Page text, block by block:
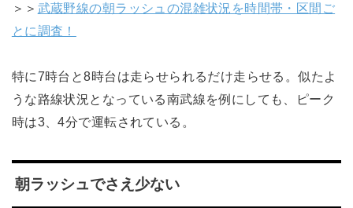
＞＞ 武蔵野線の朝ラッシュの混雑状況を時間帯・区間ご
とに調査！
特に7時台と8時台は走らせられるだけ走らせる。似たよ
うな路線状況となっている南武線を例にしても、ピーク
時は3、4分で運転されている。
朝ラッシュでさえ少ない